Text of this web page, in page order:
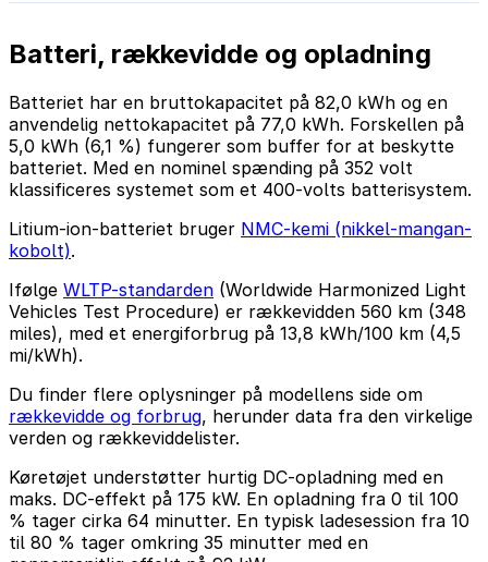
Batteri, rækkevidde og opladning
Batteriet har en bruttokapacitet på 82,0 kWh og en
anvendelig nettokapacitet på 77,0 kWh. Forskellen på
5,0 kWh (6,1 %) fungerer som buffer for at beskytte
batteriet. Med en nominel spænding på 352 volt
klassificeres systemet som et 400-volts batterisystem.
Litium-ion-batteriet bruger NMC-kemi (nikkel-mangan-
kobolt).
Ifølge WLTP-standarden (Worldwide Harmonized Light
Vehicles Test Procedure) er rækkevidden 560 km (348
miles), med et energiforbrug på 13,8 kWh/100 km (4,5
mi/kWh).
Du finder flere oplysninger på modellens side om
rækkevidde og forbrug, herunder data fra den virkelige
verden og rækkeviddelister.
Køretøjet understøtter hurtig DC-opladning med en
maks. DC-effekt på 175 kW. En opladning fra 0 til 100
% tager cirka 64 minutter. En typisk ladesession fra 10
til 80 % tager omkring 35 minutter med en